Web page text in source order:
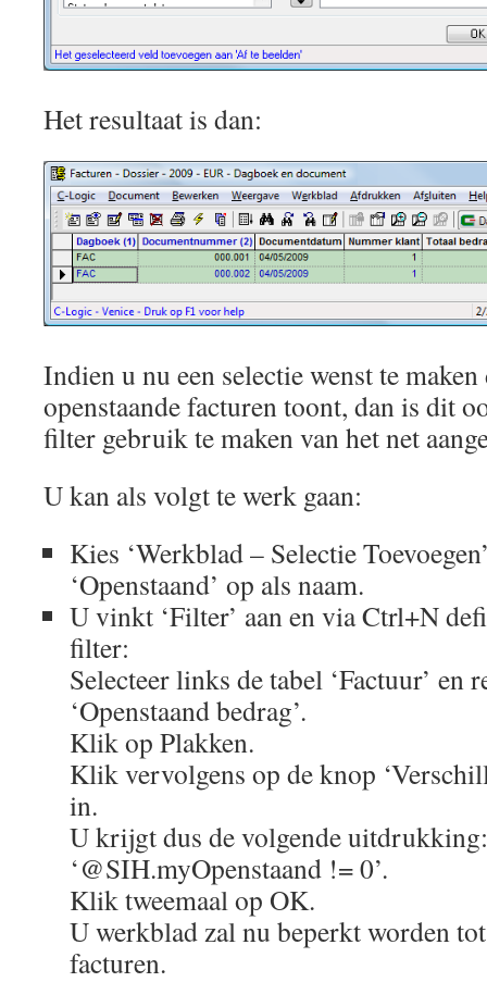
Het resultaat is dan:
Indien u nu een selectie wenst te
openstaande facturen toont, dan is dit
filter gebruik te maken van het net
U kan als volgt te werk gaan:
Kies ‘Werkblad – Selectie
‘Openstaand’ op als naam.
U vinkt ‘Filter’ aan en via Ctrl+N
filter:
Selecteer links de tabel ‘Factuur’ en
‘Openstaand bedrag’.
Klik op Plakken.
Klik vervolgens op de knop
in.
U krijgt dus de volgende uitdrukking:
‘@SIH.myOpenstaand != 0’.
Klik tweemaal op OK.
U werkblad zal nu beperkt worden
facturen.